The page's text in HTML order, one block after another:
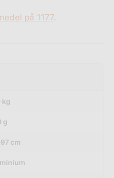
på 1177.
kg
g
cm